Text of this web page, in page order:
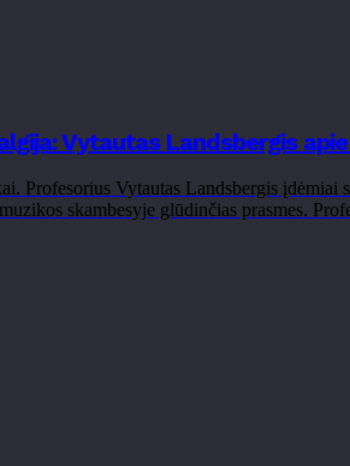
Vytautas Landsbergis
Profesorius Vytautas Landsbergis
skambesyje glūdinčias prasmes.